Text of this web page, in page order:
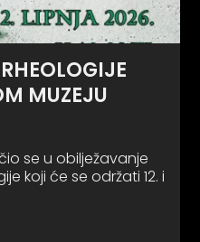
MUZEJU
se u obilježavanje
koji će se održati 12. i